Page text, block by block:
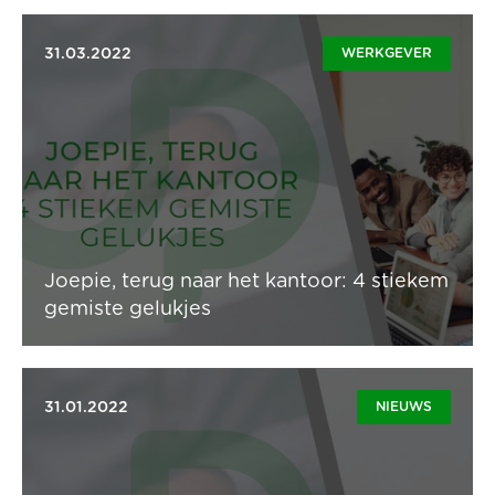
31.03.2022 WERKGEVER
Joepie, terug naar het kantoor: 4 stiekem
gemiste gelukjes
Bijna twee jaren zitten we al thuis dankzij corona. Nu is
het eindelijk tijd om terug naar kantoor te keren.
in pyjamabroek en de muren opstaren. Hier zijn vier
gelukjes dat bewijst dat het kantoor eigenlijk best een
gezellige plek is.
31.01.2022 NIEUWS
Er is een akkoord voor tijdelijke en uitzonderlijke
maatregelen bij de sociale partners. Het voorstel
betreft bepaalde ‘arbeidsreserves’ flexibel aan te